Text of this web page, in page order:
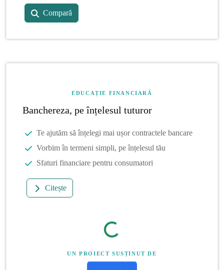
Compară
EDUCAȚIE FINANCIARĂ
Banchereza, pe înțelesul tuturor
Te ajutăm să înțelegi mai ușor contractele bancare
Vorbim în termeni simpli, pe înțelesul tău
Sfaturi financiare pentru consumatori
Citește
UN PROIECT SUSȚINUT DE